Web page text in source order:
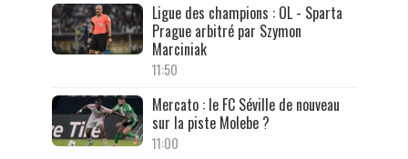
Ligue des champions : OL - Sparta
Prague arbitré par Szymon
Marciniak
11:50
Mercato : le FC Séville de nouveau
sur la piste Molebe ?
11:00